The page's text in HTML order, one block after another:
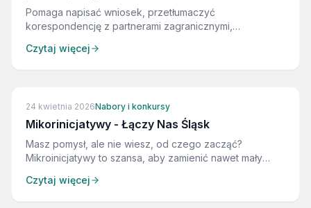
Pomaga napisać wniosek, przetłumaczyć
korespondencję z partnerami zagranicznymi,
donatora. Zna strukturę wniosków Komisji Europejskiej,
Czytaj więcej
24 kwietnia 2026Nabory i konkursy
Mikorinicjatywy - Łączy Nas Śląsk
Masz pomysł, ale nie wiesz, od czego zacząć?
Mikroinicjatywy to szansa, aby zamienić nawet mały
którzy nie czekają na „idealny moment”, tylko sami go
Czytaj więcej